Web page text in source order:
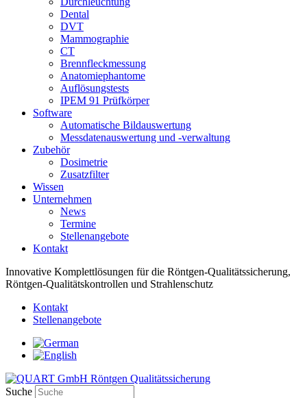
Dental
DVT
Mammographie
CT
Brennfleckmessung
Anatomiephantome
Auflösungstests
IPEM 91 Prüfkörper
Software
Automatische Bildauswertung
Messdatenauswertung und -verwaltung
Zubehör
Dosimetrie
Zusatzfilter
Wissen
Unternehmen
News
Termine
Stellenangebote
Kontakt
Innovative Komplettlösungen für die Röntgen-Qualitätssicherung,
Röntgen-Qualitätskontrollen und Strahlenschutz
Kontakt
Stellenangebote
Suche